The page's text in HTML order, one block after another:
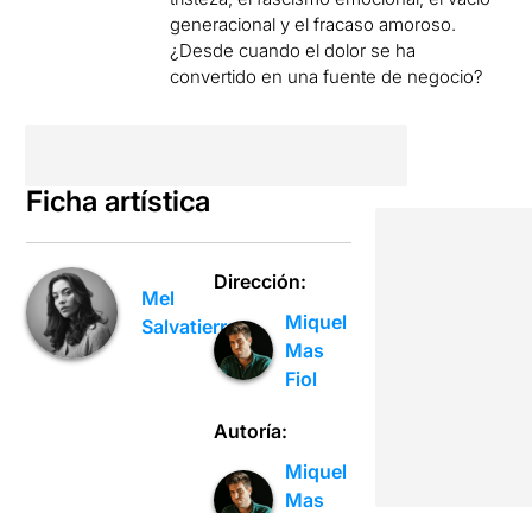
generacional y el fracaso amoroso.
¿Desde cuando el dolor se ha
convertido en una fuente de negocio?
Ficha artística
Mel
Salvatierra
Dirección:
Miquel
Mas
Fiol
Autoría:
Miquel
Mas